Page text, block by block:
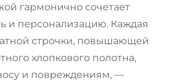
гармонично сочетает
и персонализацию. Каждая
строчки, повышающей
хлопкового полотна,
и повреждениям, —